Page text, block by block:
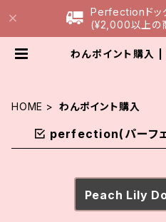
Perfectionドッ
(¥2,000以上の
わんポイント購
HOME わんポイント購入
perfection(パーフ
Peach Lily